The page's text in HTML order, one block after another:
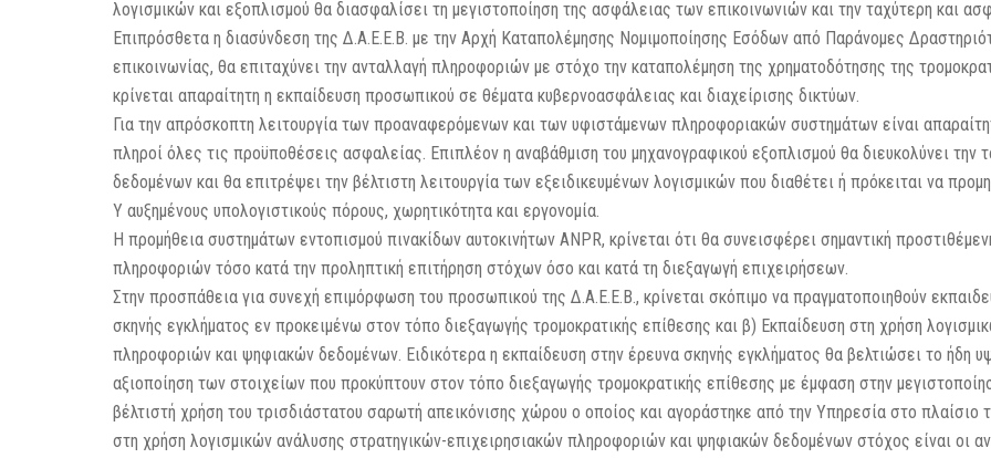
λογισμικών και εξοπλισμού θα διασφαλίσει τη μεγιστοποίηση της ασφάλειας των επικοινωνιών και την ταχύτερη και
Επιπρόσθετα η διασύνδεση της Δ.Α.Ε.Ε.Β. με την Αρχή Καταπολέμησης Νομιμοποίησης Εσόδων από Παράνομες
επικοινωνίας, θα επιταχύνει την ανταλλαγή πληροφοριών με στόχο την καταπολέμηση της χρηματοδότησης της
κρίνεται απαραίτητη η εκπαίδευση προσωπικού σε θέματα κυβερνοασφάλειας και διαχείρισης δικτύων.
Για την απρόσκοπτη λειτουργία των προαναφερόμενων και των υφιστάμενων πληροφοριακών συστημάτων είναι
πληροί όλες τις προϋποθέσεις ασφαλείας. Επιπλέον η αναβάθμιση του μηχανογραφικού εξοπλισμού θα διευκολύνει
δεδομένων και θα επιτρέψει την βέλτιστη λειτουργία των εξειδικευμένων λογισμικών που διαθέτει ή πρόκειται να
Υ αυξημένους υπολογιστικούς πόρους, χωρητικότητα και εργονομία.
Η προμήθεια συστημάτων εντοπισμού πινακίδων αυτοκινήτων ANPR, κρίνεται ότι θα συνεισφέρει σημαντική
πληροφοριών τόσο κατά την προληπτική επιτήρηση στόχων όσο και κατά τη διεξαγωγή επιχειρήσεων.
Στην προσπάθεια για συνεχή επιμόρφωση του προσωπικού της Δ.Α.Ε.Ε.Β., κρίνεται σκόπιμο να πραγματοποιηθούν
σκηνής εγκλήματος εν προκειμένω στον τόπο διεξαγωγής τρομοκρατικής επίθεσης και β) Εκπαίδευση στη χρήση
πληροφοριών και ψηφιακών δεδομένων. Ειδικότερα η εκπαίδευση στην έρευνα σκηνής εγκλήματος θα βελτιώσει το
αξιοποίηση των στοιχείων που προκύπτουν στον τόπο διεξαγωγής τρομοκρατικής επίθεσης με έμφαση στην
βέλτιστή χρήση του τρισδιάστατου σαρωτή απεικόνισης χώρου ο οποίος και αγοράστηκε από την Υπηρεσία στο
στη χρήση λογισμικών ανάλυσης στρατηγικών-επιχειρησιακών πληροφοριών και ψηφιακών δεδομένων στόχος είναι οι